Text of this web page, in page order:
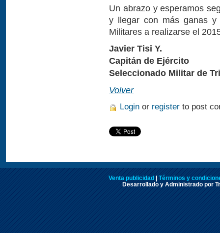
Un abrazo y esperamos
y llegar con más ganas y
Militares a realizarse el
Javier Tisi Y.
Capitán de Ejército
Seleccionado Militar de
Volver
Login or register to post
Venta publicidad
Términos y
Desarrollado y Administrado por